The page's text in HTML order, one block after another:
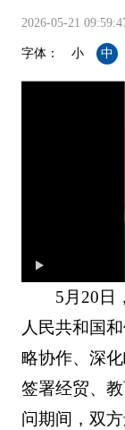
2026-05-21
字体： 小 中
5月20日
人民共和国
略协作、深
签署经贸、
问期间，双